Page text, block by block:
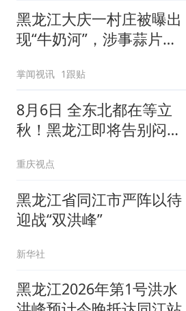
黑龙江大庆一村庄被曝出
现“牛奶河”，涉事蒜片厂
应
掌闻视讯 1跟贴
8月6日 全东北都在等立
秋！黑龙江即将告别闷热
重庆视点
黑龙江省同江市严阵以待
迎战“双洪峰”
新华社
黑龙江2026年第1号洪水